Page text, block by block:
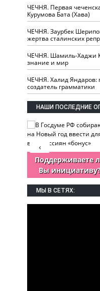
ЧЕЧНЯ. Первая
Курумова Бата (Хава)
ЧЕЧНЯ. Заурбек
жертва сталинских
ЧЕЧНЯ. Шамиль-Хаджи
знание и мир
ЧЕЧНЯ. Халид Яндаров:
создатель грамматики
НАШИ ПОСЛЕДНИЕ
Поддерживаете
Вы
‹
МЫ В СЕТЯХ: